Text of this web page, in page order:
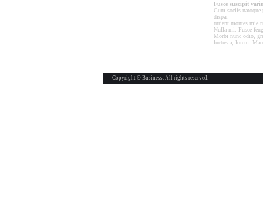
Fusce suscipit
Cum sociis natoque
dispar
turient montes mie
Nulla mi. Fusce
Morbi nunc odio,
luctus a, lorem.
Copyright © Business. All rights reserved.